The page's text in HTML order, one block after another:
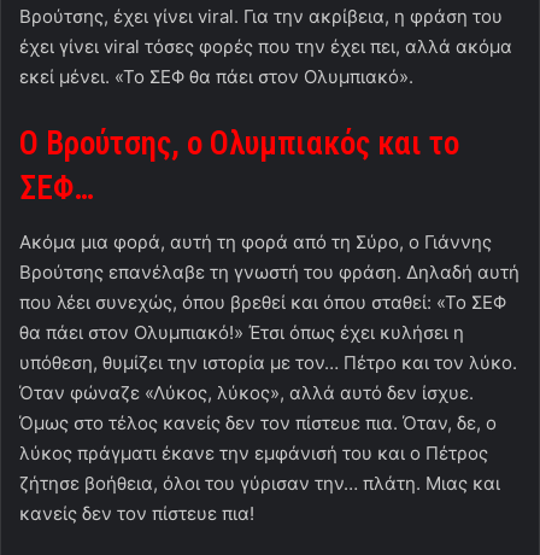
Βρούτσης, έχει γίνει viral. Για την ακρίβεια, η φράση του
έχει γίνει viral τόσες φορές που την έχει πει, αλλά ακόμα
εκεί μένει. «Το ΣΕΦ θα πάει στον Ολυμπιακό».
Ο Βρούτσης, ο Ολυμπιακός και το
ΣΕΦ…
Ακόμα μια φορά, αυτή τη φορά από τη Σύρο, ο Γιάννης
Βρούτσης επανέλαβε τη γνωστή του φράση. Δηλαδή αυτή
που λέει συνεχώς, όπου βρεθεί και όπου σταθεί: «Το ΣΕΦ
θα πάει στον Ολυμπιακό!» Έτσι όπως έχει κυλήσει η
υπόθεση, θυμίζει την ιστορία με τον… Πέτρο και τον λύκο.
Όταν φώναζε «Λύκος, λύκος», αλλά αυτό δεν ίσχυε.
Όμως στο τέλος κανείς δεν τον πίστευε πια. Όταν, δε, ο
λύκος πράγματι έκανε την εμφάνισή του και ο Πέτρος
ζήτησε βοήθεια, όλοι του γύρισαν την… πλάτη. Μιας και
κανείς δεν τον πίστευε πια!